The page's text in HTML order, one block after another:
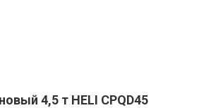
4,5 т HELI CPQD45